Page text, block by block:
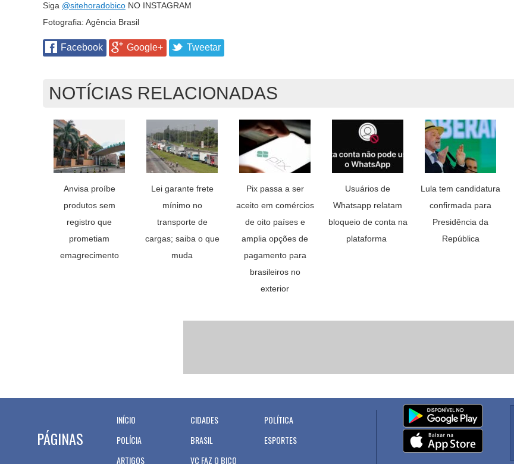
Siga @sitehoradobico NO INSTAGRAM
Fotografia: Agência Brasil
Facebook Google+ Tweetar
NOTÍCIAS RELACIONADAS
Anvisa proíbe
produtos sem
registro que
prometiam
emagrecimento
Lei garante frete
mínimo no
transporte de
cargas; saiba o que
muda
Pix passa a ser
aceito em comércios
de oito países e
amplia opções de
pagamento para
brasileiros no
exterior
Usuários de
Whatsapp relatam
bloqueio de conta na
plataforma
Lula tem candidatura
confirmada para
Presidência da
República
PÁGINAS
INÍCIO CIDADES
POLÍTICA
POLÍCIA
BRASIL
ESPORTES
ARTIGOS
VC FAZ O BICO